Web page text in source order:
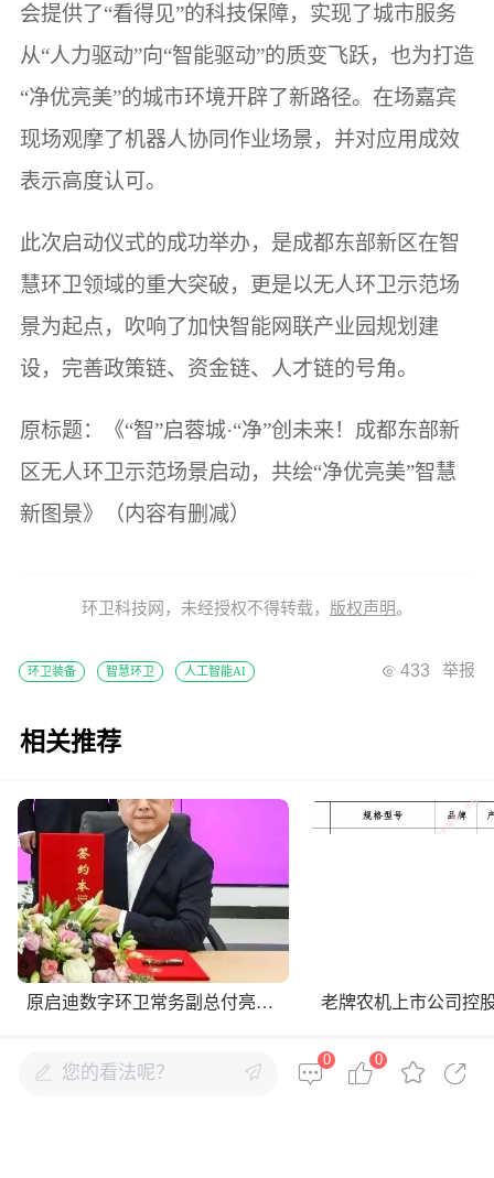
会提供了“看得见”的科技保障，实现了城市服务
从“人力驱动”向“智能驱动”的质变飞跃，也为打造
“净优亮美”的城市环境开辟了新路径。在场嘉宾
现场观摩了机器人协同作业场景，并对应用成效
表示高度认可。
此次启动仪式的成功举办，是成都东部新区在智
慧环卫领域的重大突破，更是以无人环卫示范场
景为起点，吹响了加快智能网联产业园规划建
设，完善政策链、资金链、人才链的号角。
原标题：《“智”启蓉城·“净”创未来！成都东部新
区无人环卫示范场景启动，共绘“净优亮美”智慧
新图景》（内容有删减）
环卫科技网，未经授权不得转载， 版权声明。
环卫装备 智慧环卫 人工智能AI 举报
433
相关推荐
原启迪数字环卫常务副总付亮出任仙途智能总裁
全部评论
您的看法呢？
0 0